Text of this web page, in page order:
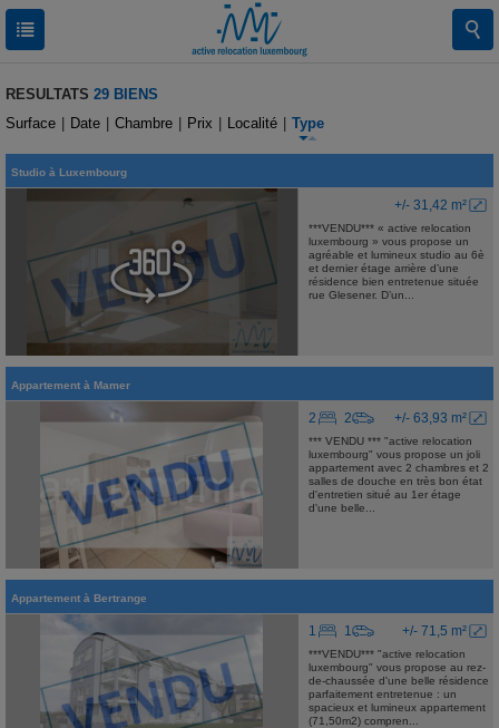
RESULTATS 29 BIENS
Surface
Date Chambre Prix Localité Type
Studio à Luxembourg
+/- 31,42 m²
***VENDU*** « active relocation
luxembourg » vous propose un
agréable et lumineux studio au 6è
et dernier étage arrière d’une
résidence bien entretenue située
rue Glesener. D’un...
Appartement à Mamer
+/- 63,93 m²
2 2
*** VENDU *** "active relocation
luxembourg" vous propose un joli
appartement avec 2 chambres et 2
salles de douche en très bon état
d'entretien situé au 1er étage
d'une belle...
Appartement à Bertrange
+/- 71,5 m²
1 1
***VENDU*** "active relocation
luxembourg" vous propose au rez-
de-chaussée d'une belle résidence
parfaitement entretenue : un
spacieux et lumineux appartement
(71,50m2) compren...